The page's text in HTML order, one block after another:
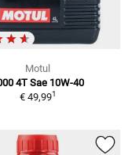
Motul
4T Sae 10W-40
€ 49,991